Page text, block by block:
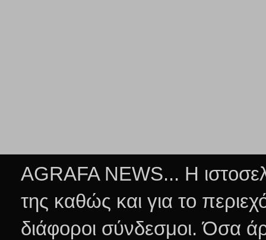
AGRAFA NEWS... Η
της καθώς και για το
διάφοροι σύνδεσμοι.Όσα